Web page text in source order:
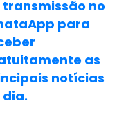
transmissão no
para
as
notícias
dia.